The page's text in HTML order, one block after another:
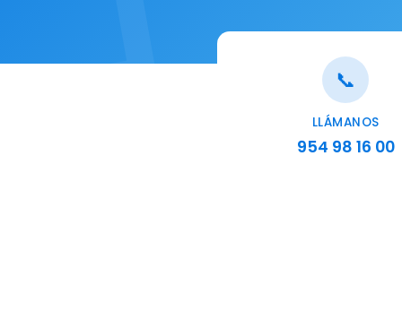
📞
LLÁMANOS
954 98 16 00